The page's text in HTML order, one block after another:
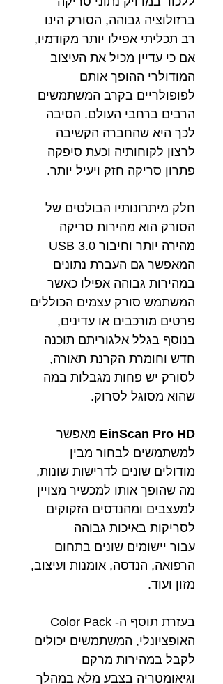
ברזולוציה גבוהה, הסורק הינו
רב תכליתי אפילו יותר מקודמיו,
אם כי עדיין מכיל את העיצוב
המודולרי ההופך אותם
לפופולריים בקרב המשתמשים
הרבים ברחבי העולם. הסיבה
לכך היא שהחברה הקשיבה
לרצון לקוחותיה וכעת סיפקה
פתרון סריקה חזק ויעיל יותר.
חלק מיתרונותיו הבולטים של
הסורק הוא מהירות סריקה
מהירה יותר וחיבור USB 3.0
המאפשר גם העברת נתונים
במהירות גבוהה אפילו כאשר
המשתמש סורק עצמים הכוללים
פרטים מורכבים או עדינים,
בנוסף בגלל אלגוריתם תוכנה
חדש וחומרת הקרנת תאורה,
לסורק יש פחות מגבלות במה
שהוא מסוגל לסרוק.
EinScan Pro HD מאפשר
למשתמשים לבחור מבין
מודולים שונים לדרישות שונות,
מה שהופך אותו למכשיר מצויין
למעצבים ומהנדסים הזקוקים
לסריקות באיכות גבוהה
עבור יישומים שונים בתחום
הרפואה, הנדסה, אומנות ועיצוב,
מזון ועוד.
בעזרת תוסף ה- Color Pack
האופציונלי, המשתמשים יכולים
לקבל במהירות מרקם
וגיאומטריה בצבע מלא במהלך